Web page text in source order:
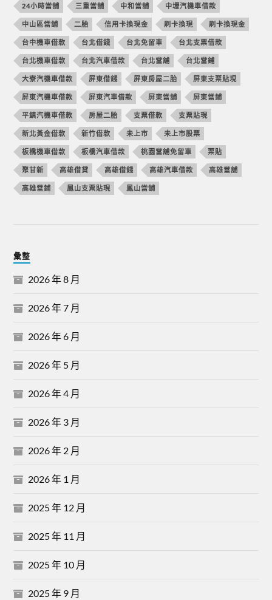
24小時當舖 三重當舖 中和當舖 中壢汽機車借款
中山區當舖 二胎 信用卡換現金 刷卡換現 刷卡換現金
台中機車借款 台北借錢 台北免留車 台北支票借款
台北機車借款 台北汽車借款 台北當舖 台北當鋪
大寮汽機車借款 屏東借錢 屏東房屋二胎 屏東支票貼現
屏東汽機車借款 屏東汽車借款 屏東當舖 屏東當鋪
平鎮汽機車借款 房屋二胎 支票借款 支票貼現
新北黃金借款 新竹借款 未上市 未上市股票
板橋機車借款 板橋汽車借款 桃園當舖免留車 票貼
聚甘新 高雄借貸 高雄借錢 高雄汽車借款 高雄當舖
高雄當鋪 鳳山支票貼現 鳳山當舖
彙整
2026 年 8 月
2026 年 7 月
2026 年 6 月
2026 年 5 月
2026 年 4 月
2026 年 3 月
2026 年 2 月
2026 年 1 月
2025 年 12 月
2025 年 11 月
2025 年 10 月
2025 年 9 月